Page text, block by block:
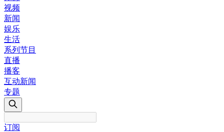
视频
新闻
娱乐
生活
系列节目
直播
播客
互动新闻
专题
订阅